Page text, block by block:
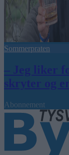
Sommerpraten
– Jeg liker
skryter og
Abonnement